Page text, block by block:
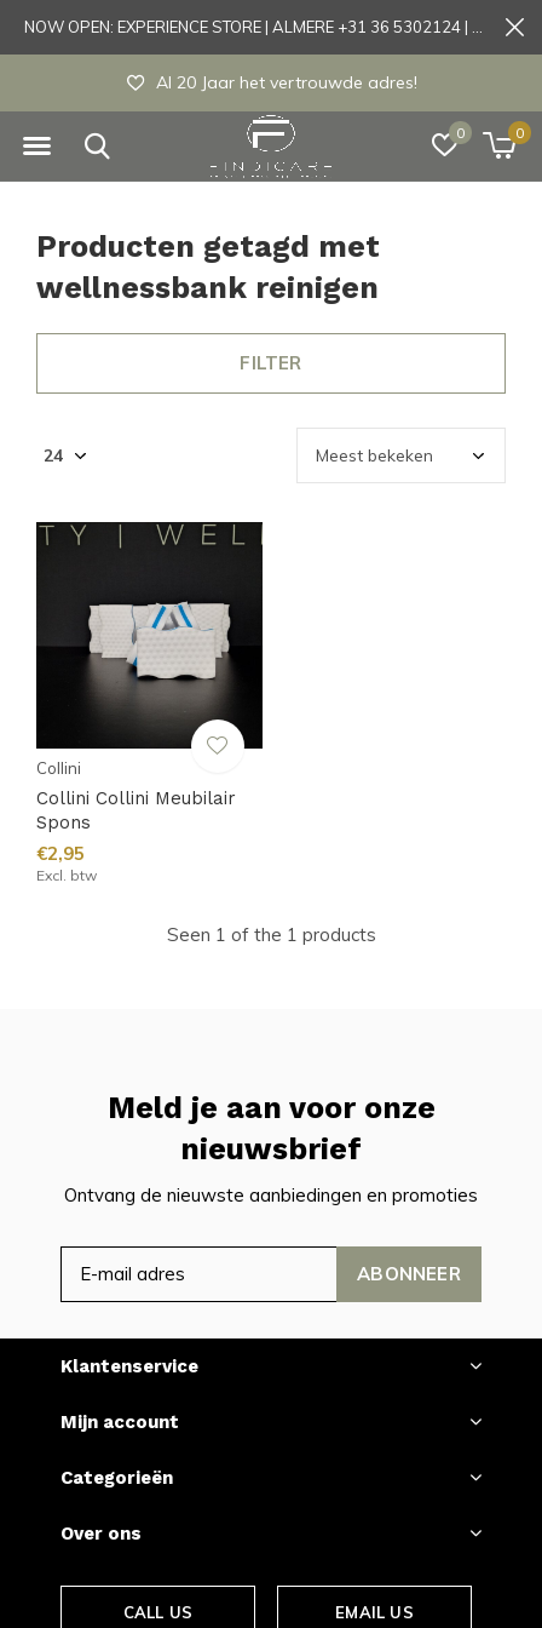
0 0
Al 20 Jaar het vertrouwde adres!
Producten getagd met
wellnessbank reinigen
FILTER
Collini
Collini Collini Meubilair
Spons
€2,95
Excl. btw
Seen 1 of the 1 products
Meld je aan voor onze
nieuwsbrief
Ontvang de nieuwste aanbiedingen en promoties
ABONNEER
Klantenservice
Mijn account
Categorieën
Over ons
CALL US EMAIL US